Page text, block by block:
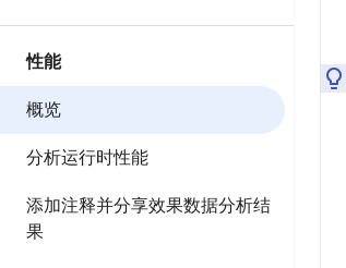
性能
概览
分析运行时性能
添加注释并分享效果数据分析结
果